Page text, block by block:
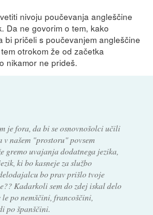
nivoju poučevanja angleščine
Da ne govorim o tem, kako
bi pričeli s poučevanjem angleščine
otrokom že od začetka
nikamor ne prideš.
je fora, da bi se osnovnošolci učili
našem "prostoru" povsem
gremo uvajanja dodatnega jezika,
ki bo kasneje za službo
bo prav prišlo tvoje
Kadarkoli sem do zdej iskal delo
po nemščini, francoščini,
po španščini.